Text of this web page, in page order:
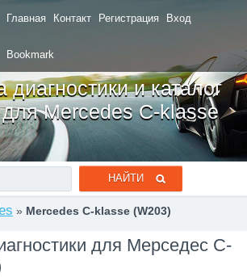
Главная Контакт Регистрация Вход
Bookmark
и каталог
для Mercedes C-klasse
» Mercedes C-klasse (W203)
для Мерседес C-